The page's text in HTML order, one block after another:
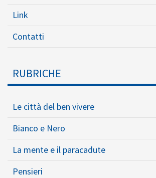
Link
Contatti
RUBRICHE
Le città del ben vivere
Bianco e Nero
La mente e il paracadute
Pensieri